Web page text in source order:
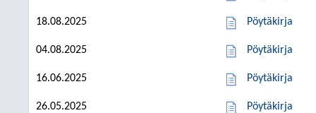
18.08.2025 Pöytäkirja
04.08.2025 Pöytäkirja
16.06.2025 Pöytäkirja
26.05.2025 Pöytäkirja